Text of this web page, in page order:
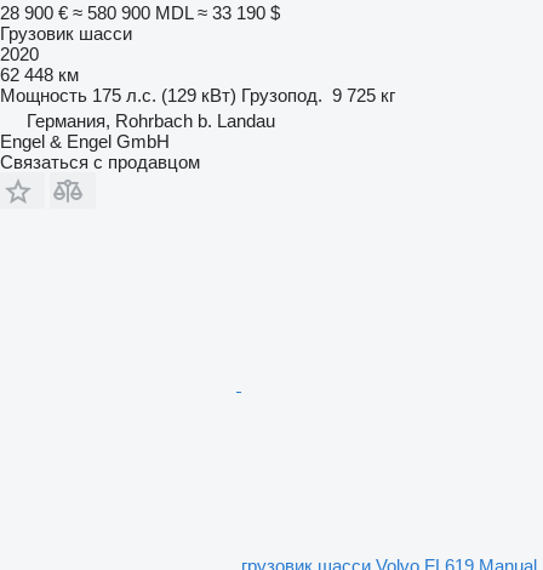
28 900 € ≈ 580 900 MDL ≈ 33 190 $
Грузовик шасси
2020
62 448 км
Мощность 175 л.с. (129 кВт) Грузопод. 9 725 кг
Германия, Rohrbach b. Landau
Engel & Engel GmbH
Связаться с продавцом
грузовик шасси Volvo FL619 Manual